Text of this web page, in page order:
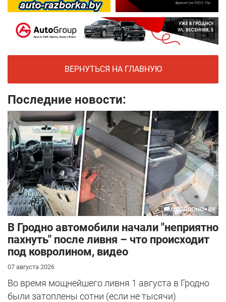
ВЕРНУТЬСЯ НА ГЛАВНУЮ
Последние новости:
В Гродно автомобили начали "неприятно
пахнуть" после ливня – что происходит
под ковролином, видео
07 августа 2026
Во время мощнейшего ливня 1 августа в Гродно
были затоплены сотни (если не тысячи)